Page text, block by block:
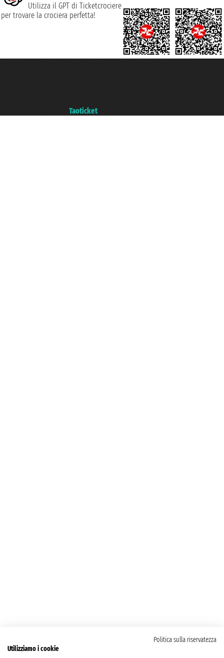
Utilizza il GPT di Ticketcrociere
per trovare la crociera perfetta!
Taoticket
Politica sulla riservatezza
Utilizziamo i cookie